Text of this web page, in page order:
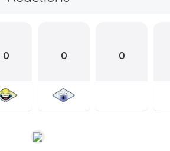
0 0 0